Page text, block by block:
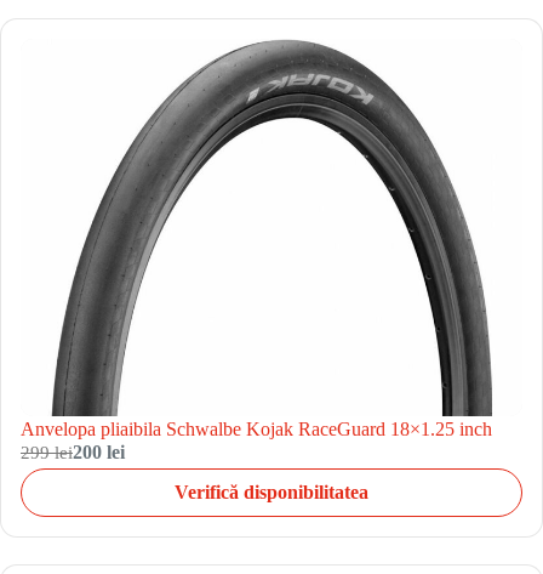
Anvelopa pliaibila Schwalbe Kojak RaceGuard 18×1.25 inch
299 lei200 lei
Verifică disponibilitatea